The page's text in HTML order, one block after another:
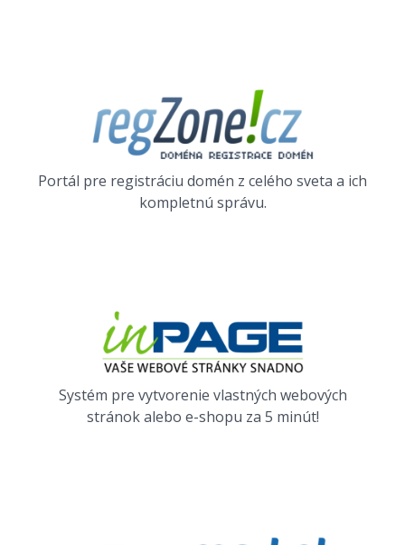
Portál pre registráciu domén z celého sveta a ich
kompletnú správu.
Systém pre vytvorenie vlastných webových
stránok alebo e-shopu za 5 minút!